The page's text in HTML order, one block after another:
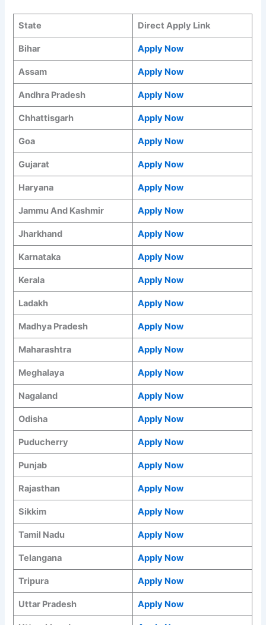
State Direct Apply Link
Bihar Apply Now
Assam Apply Now
Andhra Pradesh Apply Now
Chhattisgarh Apply Now
Goa Apply Now
Gujarat Apply Now
Haryana Apply Now
Jammu And Kashmir Apply Now
Jharkhand Apply Now
Karnataka Apply Now
Kerala Apply Now
Ladakh Apply Now
Madhya Pradesh Apply Now
Maharashtra Apply Now
Meghalaya Apply Now
Nagaland Apply Now
Odisha Apply Now
Puducherry Apply Now
Punjab Apply Now
Rajasthan Apply Now
Sikkim Apply Now
Tamil Nadu Apply Now
Telangana Apply Now
Tripura Apply Now
Uttar Pradesh Apply Now